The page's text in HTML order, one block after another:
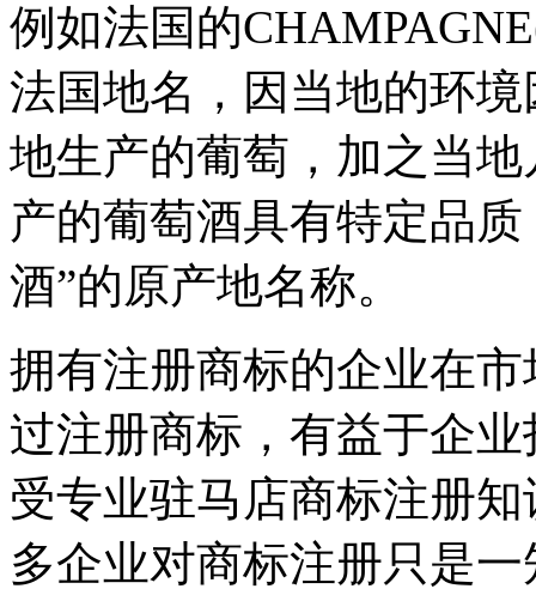
例如法国的
法国地名，因当地的环
地生产的葡萄，加之当
产的葡萄酒具有特定品质
酒”的原产地名称。
拥有注册商标的企业在
过注册商标，有益于企
受专业驻马店商标注册
多企业对商标注册只是